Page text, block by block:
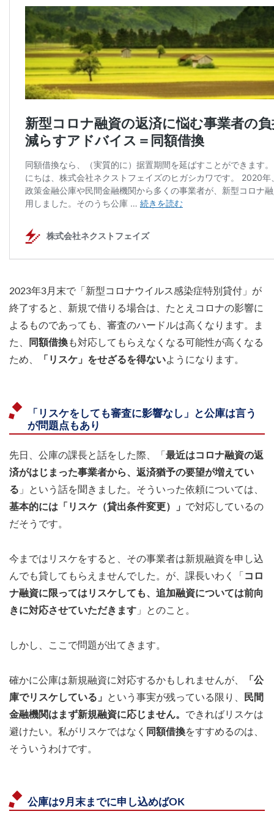
2023年3月末で「新型コロナウイルス感染症特別貸付」が
終了すると、新規で借りる場合は、たとえコロナの影響に
よるものであっても、審査のハードルは高くなります。ま
た、
同額借換も対応してもらえなくなる可能性が高くなる
ため、
「リスケ」をせざるを得ないようになります。
「リスケをしても審査に影響なし」と公庫は言う
が問題点もあり
先日、公庫の課長と話をした際、「 最近はコロナ融資の返
済がはじまった事業者から、返済猶予の要望が増えてい
る 」という話を聞きました。そういった依頼については、
基本的には「リスケ（貸出条件変更）」 で対応しているの
だそうです。
今まではリスケをすると、その事業者は新規融資を申し込
んでも貸してもらえませんでした。が、課長いわく「 コロ
ナ融資に限ってはリスケしても、追加融資については前向
きに対応させていただきます 」とのこと。
しかし、ここで問題が出てきます。
確かに公庫は新規融資に対応するかもしれませんが、
「公
庫でリスケしている」
という事実が残っている限り、
民間
金融機関はまず新規融資に応じません。 できればリスケは
避けたい。私がリスケではなく 同額借換をすすめるのは、
そういうわけです。
公庫は9月末までに申し込めばOK